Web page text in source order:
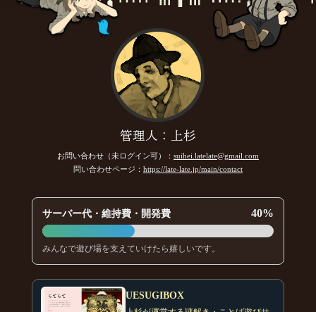
管理人：上杉
お問い合わせ（未ログイン可）： suihei.latelate@gmail.com
問い合わせページ： https://late-late.jp/main/contact
サーバー代・維持費・開発費 40%
みんなで遊び場を支えていけたら嬉しいです。
UESUGIBOX